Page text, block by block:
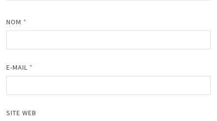
NOM *
E-MAIL *
SITE WEB